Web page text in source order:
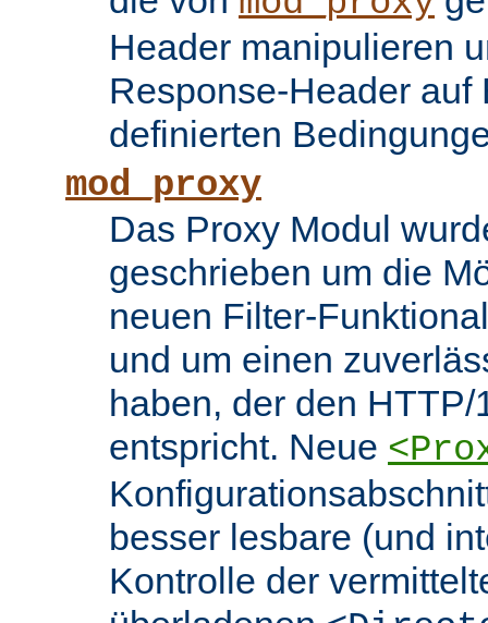
Header manipulieren
Response-Header auf
definierten
mod_proxy
Das Proxy Modul
geschrieben um die
neuen Filter-
und um einen
haben, der den
entspricht. Neue
besser lesbare (und
Kontrolle der